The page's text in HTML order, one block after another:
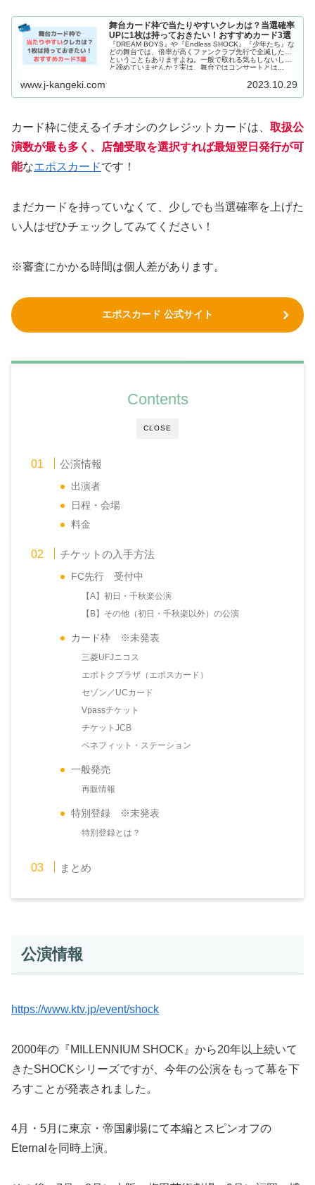
舞台カード枠で当たりやすいクレカは？当選確率
UPに1枚は持っておきたい！おすすめカード3選
『DREAM BOYS』や『Endless SHOCK』『少年たち』な
どの舞台では、倍率が高くファンクラブ先行で全滅した…
ということもありますよね。一般で取れる気もしないし…
と諦めていませんか？実は、舞台ではコンサートとは...
www.j-kangeki.com 2023.10.29
カード枠に使えるイチオシのクレジットカードは、 取扱公
演数が最も多く、店舗受取を選択すれば最短翌日発行が可
能なエポスカードです！
まだカードを持っていなくて、少しでも当選確率を上げた
い人はぜひチェックしてみてください！
※審査にかかる時間は個人差があります。
エポスカード 公式サイト
CLOSE
Contents
公演情報
出演者
日程・会場
料金
チケットの入手方法
FC先行 受付中
【A】初日・千秋楽公演
【B】その他（初日・千秋楽以外）の公演
カード枠 ※未発表
三菱UFJニコス
エポトクプラザ（エポスカード）
セゾン／UCカード
Vpassチケット
チケットJCB
ベネフィット・ステーション
一般発売
再販情報
特別登録 ※未発表
特別登録とは？
まとめ
公演情報
https://www.ktv.jp/event/shock
2000年の『MILLENNIUM SHOCK』から20年以上続いて
きたSHOCKシリーズですが、今年の公演をもって幕を下
ろすことが発表されました。
4月・5月に東京・帝国劇場にて本編とスピンオフの
Eternalを同時上演。